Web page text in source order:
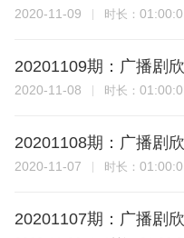
2020-11-09 时长：
20201109期：广播剧
2020-11-08 时长：
20201108期：广播剧
2020-11-07 时长：
20201107期：广播剧